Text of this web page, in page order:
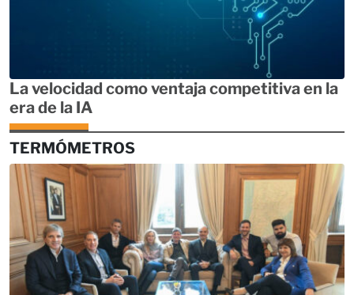
La velocidad como ventaja competitiva en la
era de la IA
TERMÓMETROS